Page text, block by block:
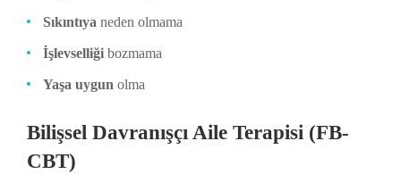
Sıkıntıya neden olmama
İşlevselliği bozmama
Yaşa uygun olma
Bilişsel Davranışçı Aile Terapisi (FB-
CBT)